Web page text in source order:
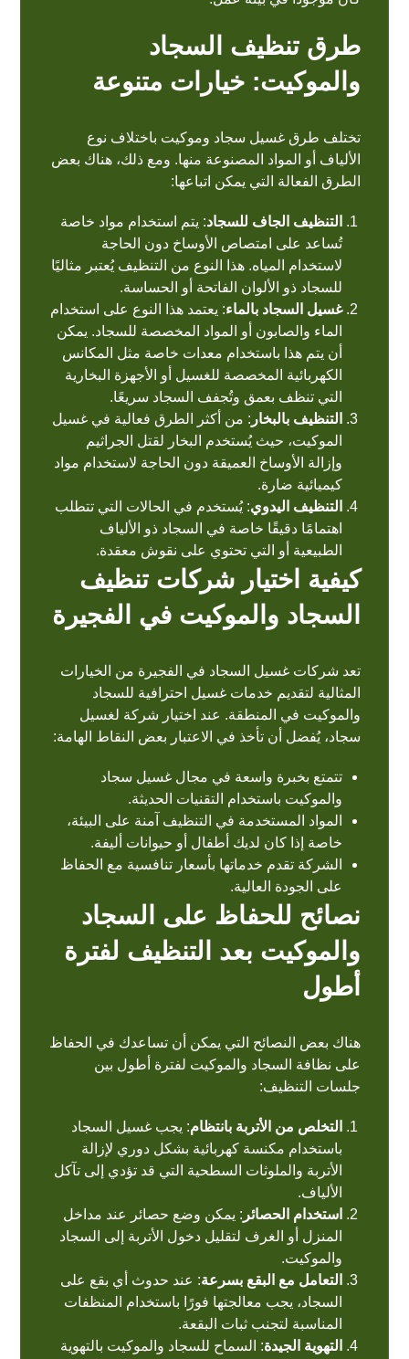
طرق تنظيف السجاد
والموكيت: خيارات متنوعة
تختلف طرق غسيل سجاد وموكيت باختلاف نوع
الألياف أو المواد المصنوعة منها. ومع ذلك، هناك بعض
الطرق الفعالة التي يمكن اتباعها:
التنظيف الجاف للسجاد: يتم استخدام مواد خاصة
تُساعد على امتصاص الأوساخ دون الحاجة
لاستخدام المياه. هذا النوع من التنظيف يُعتبر مثاليًا
للسجاد ذو الألوان الفاتحة أو الحساسة.
غسيل السجاد بالماء: يعتمد هذا النوع على استخدام
الماء والصابون أو المواد المخصصة للسجاد. يمكن
أن يتم هذا باستخدام معدات خاصة مثل المكانس
الكهربائية المخصصة للغسيل أو الأجهزة البخارية
التي تنظف بعمق وتُجفف السجاد سريعًا.
التنظيف بالبخار : من أكثر الطرق فعالية في غسيل
الموكيت، حيث يُستخدم البخار لقتل الجراثيم
وإزالة الأوساخ العميقة دون الحاجة لاستخدام مواد
كيميائية ضارة.
التنظيف اليدوي: يُستخدم في الحالات التي تتطلب
اهتمامًا دقيقًا خاصة في السجاد ذو الألياف
الطبيعية أو التي تحتوي على نقوش معقدة.
كيفية اختيار شركات تنظيف
السجاد والموكيت في الفجيرة
تعد شركات غسيل السجاد في الفجيرة من الخيارات
المثالية لتقديم خدمات غسيل احترافية للسجاد
والموكيت في المنطقة. عند اختيار شركة لغسيل
سجاد، يُفضل أن تأخذ في الاعتبار بعض النقاط الهامة:
تتمتع بخبرة واسعة في مجال غسيل سجاد
والموكيت باستخدام التقنيات الحديثة.
المواد المستخدمة في التنظيف آمنة على البيئة،
خاصة إذا كان لديك أطفال أو حيوانات أليفة.
الشركة تقدم خدماتها بأسعار تنافسية مع الحفاظ
على الجودة العالية.
نصائح للحفاظ على السجاد
والموكيت بعد التنظيف لفترة
أطول
هناك بعض النصائح التي يمكن أن تساعدك في الحفاظ
على نظافة السجاد والموكيت لفترة أطول بين
جلسات التنظيف:
التخلص من الأتربة بانتظام: يجب غسيل السجاد
باستخدام مكنسة كهربائية بشكل دوري لإزالة
الأتربة والملوثات السطحية التي قد تؤدي إلى تآكل
الألياف.
استخدام الحصائر : يمكن وضع حصائر عند مداخل
المنزل أو الغرف لتقليل دخول الأتربة إلى السجاد
والموكيت.
التعامل مع البقع بسرعة: عند حدوث أي بقع على
السجاد، يجب معالجتها فورًا باستخدام المنظفات
المناسبة لتجنب ثبات البقعة.
التهوية الجيدة: السماح للسجاد والموكيت بالتهوية